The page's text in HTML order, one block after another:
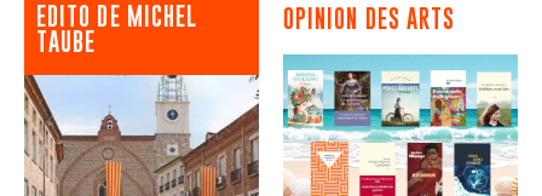
EDITO DE MICHEL
TAUBE
OPINION DES ARTS